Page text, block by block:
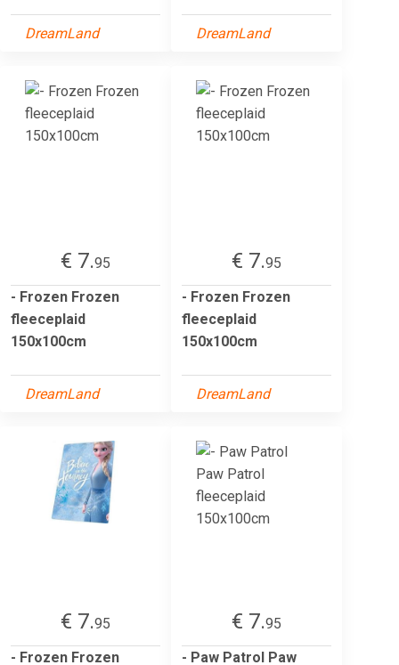
DreamLand DreamLand
€ 7.95
- Frozen Frozen
fleeceplaid
150x100cm
DreamLand
€ 7.95
- Frozen Frozen
fleeceplaid
150x100cm
DreamLand
€ 7.95
- Frozen Frozen
€ 7.95
- Paw Patrol Paw